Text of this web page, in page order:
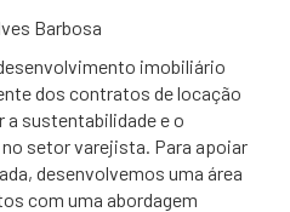
Barbosa
imobiliário
dos contratos de locação
a sustentabilidade e o
setor varejista. Para apoiar
desenvolvemos uma área
com uma abordagem